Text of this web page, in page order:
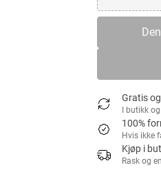
Gratis
I butikk
100%
Hvis ikke
Kjøp i
Rask og